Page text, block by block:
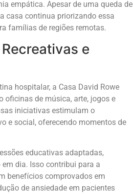
empática. Apesar de uma queda de
casa continua priorizando essa
famílias de regiões remotas.
e
hospitalar, a Casa David Rowe
oficinas de música, arte, jogos e
iniciativas estimulam o
e social, oferecendo momentos de
educativas adaptadas,
dia. Isso contribui para a
benefícios comprovados em
de ansiedade em pacientes